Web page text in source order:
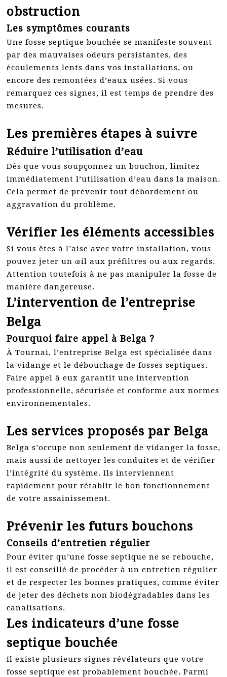
obstruction
Les symptômes courants
Une fosse septique bouchée se manifeste souvent
par des mauvaises odeurs persistantes, des
écoulements lents dans vos installations, ou
encore des remontées d’eaux usées. Si vous
remarquez ces signes, il est temps de prendre des
mesures.
Les premières étapes à suivre
Réduire l’utilisation d’eau
Dès que vous soupçonnez un bouchon, limitez
immédiatement l’utilisation d’eau dans la maison.
Cela permet de prévenir tout débordement ou
aggravation du problème.
Vérifier les éléments accessibles
Si vous êtes à l’aise avec votre installation, vous
pouvez jeter un œil aux préfiltres ou aux regards.
Attention toutefois à ne pas manipuler la fosse de
manière dangereuse.
L’intervention de l’entreprise
Belga
Pourquoi faire appel à Belga ?
À Tournai, l’entreprise Belga est spécialisée dans
la vidange et le débouchage de fosses septiques.
Faire appel à eux garantit une intervention
professionnelle, sécurisée et conforme aux normes
environnementales.
Les services proposés par Belga
Belga s’occupe non seulement de vidanger la fosse,
mais aussi de nettoyer les conduites et de vérifier
l’intégrité du système. Ils interviennent
rapidement pour rétablir le bon fonctionnement
de votre assainissement.
Prévenir les futurs bouchons
Conseils d’entretien régulier
Pour éviter qu’une fosse septique ne se rebouche,
il est conseillé de procéder à un entretien régulier
et de respecter les bonnes pratiques, comme éviter
de jeter des déchets non biodégradables dans les
canalisations.
Les indicateurs d’une fosse
septique bouchée
Il existe plusieurs signes révélateurs que votre
fosse septique est probablement bouchée. Parmi